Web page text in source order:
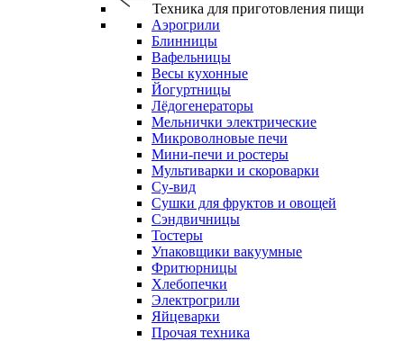
Техника для приготовления пищи
Аэрогрили
Блинницы
Вафельницы
Весы кухонные
Йогуртницы
Лёдогенераторы
Мельнички электрические
Микроволновые печи
Мини-печи и ростеры
Мультиварки и скороварки
Су-вид
Сушки для фруктов и овощей
Сэндвичницы
Тостеры
Упаковщики вакуумные
Фритюрницы
Хлебопечки
Электрогрили
Яйцеварки
Прочая техника